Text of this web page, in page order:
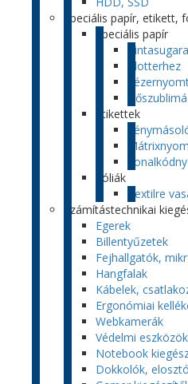
Speciális papír, etikett,
Speciális papír
Plotterhez
Etikettek
Fóliák
Textilre
Számítástechnikai
Egerek
Billentyűzetek
Fejhallgatók,
Hangfalak
Kábelek,
Ergonómiai
Webkamerák
Védelmi eszközök
Notebook
Dokkolók,